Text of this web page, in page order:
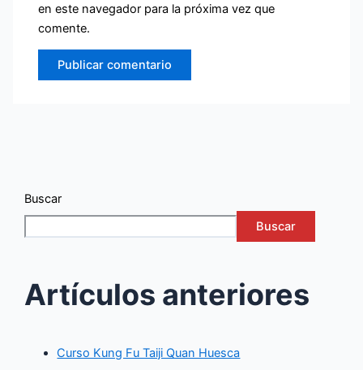
en este navegador para la próxima vez que
comente.
Buscar
Buscar
Artículos anteriores
Curso Kung Fu Taiji Quan Huesca